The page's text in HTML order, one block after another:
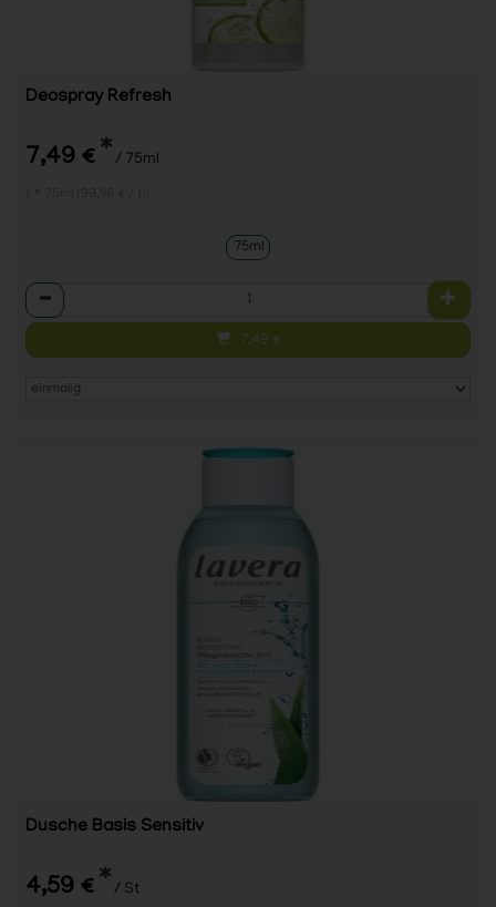
Deospray Refresh
7,49 € * / 75ml
75ml
Anzahl
7,49 €
Dusche Basis Sensitiv
4,59 € * / St